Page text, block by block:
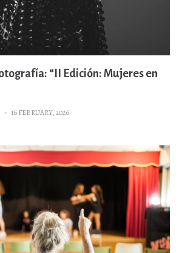
“II Edición: Mujeres en
- 16 FEBRUARY, 2026